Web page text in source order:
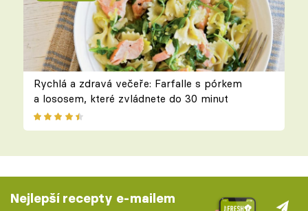
Rychlá a zdravá večeře: Farfalle s pórkem
a lososem, které zvládnete do 30 minut
Nejlepší recepty e-mailem